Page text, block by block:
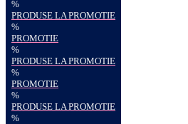
%
PRODUSE LA PROMOTIE
%
PROMOTIE
%
PRODUSE LA PROMOTIE
%
PROMOTIE
%
PRODUSE LA PROMOTIE
%